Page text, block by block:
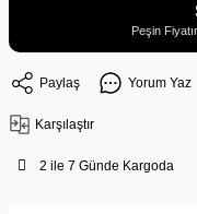
Peşin
Paylaş Yorum Yaz
Karşılaştır
2 ile 7 Günde Kargoda